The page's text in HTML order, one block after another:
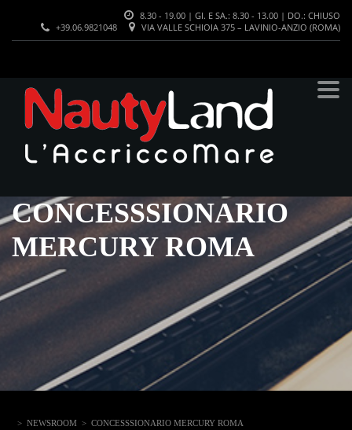
8.30 - 19.00 | GI. E SA.: 8.30 - 13.00 | DO.: CHIUSO
VIA VALLE SCHIOIA 375 – LAVINIO-ANZIO (ROMA)
+39.06.9821048
CONCESSSIONARIO
MERCURY ROMA
> NEWSROOM > CONCESSSIONARIO MERCURY ROMA